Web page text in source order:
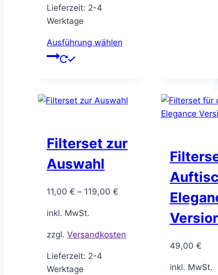
Lieferzeit: 2-4
Werktage
Ausführung wählen
Dieses
mehrere
Optionen
können
auf
der
gewählt
Filterset zur
Auswahl
11,00 € – 119,00 €
inkl. MwSt.
zzgl. Versandkosten
Lieferzeit: 2-4
Werktage
49,00 €
inkl. MwSt.